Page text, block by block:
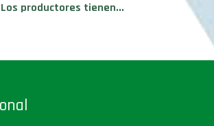
productores tienen...